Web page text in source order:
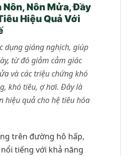
Nôn, Nôn Mửa, Đầy
Hiệu Quả Với
dụng giáng nghịch, giúp
từ đó giảm cảm giác
và các triệu chứng khó
khó tiêu, ợ hơi. Đây là
hiệu quả cho hệ tiêu hóa
trên đường hô hấp,
nổi tiếng với khả năng